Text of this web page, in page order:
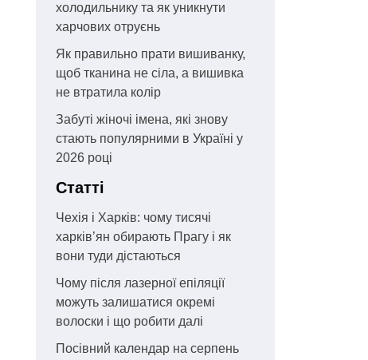
холодильнику та як уникнути
харчових отруєнь
Як правильно прати вишиванку,
щоб тканина не сіла, а вишивка
не втратила колір
Забуті жіночі імена, які знову
стають популярними в Україні у
2026 році
Статті
Чехія і Харків: чому тисячі
харків’ян обирають Прагу і як
вони туди дістаються
Чому після лазерної епіляції
можуть залишатися окремі
волоски і що робити далі
Посівний календар на серпень